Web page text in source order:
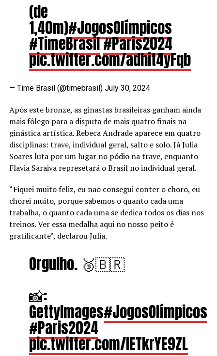
(de
1,40m)#JogosOlímpicos
#TimeBrasil#Paris2024
pic.twitter.com/adhit4yFqb
— Time Brasil (@timebrasil) July 30, 2024
Após este bronze, as ginastas brasileiras ganham ainda
mais fôlego para a disputa de mais quatro finais na
ginástica artística. Rebeca Andrade aparece em quatro
disciplinas: trave, individual geral, salto e solo. Já Julia
Soares luta por um lugar no pódio na trave, enquanto
Flavia Saraiva represetará o Brasil no individual geral.
“Fiquei muito feliz, eu não consegui conter o choro, eu
chorei muito, porque sabemos o quanto cada uma
trabalha, o quanto cada uma se dedica todos os dias nos
treinos. Ver essa medalha aqui no nosso peito é
gratificante”, declarou Julia.
Orgulho. 🥉🇧🇷
📸:
GettyImages#JogosOlímpicos
#Paris2024
pic.twitter.com/lETkrYE9ZL